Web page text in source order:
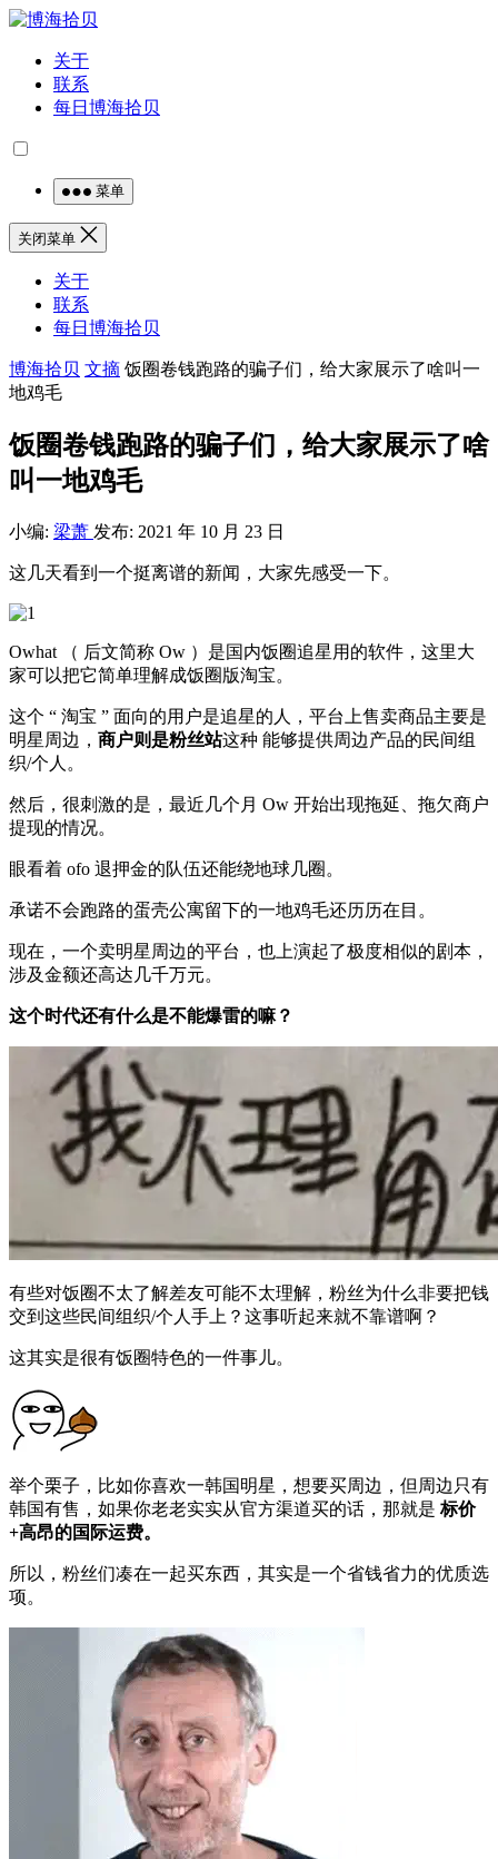
关于
联系
每日博海拾贝
菜单
关闭菜单
关于
联系
每日博海拾贝
博海拾贝 文摘 饭圈卷钱跑路的骗子们，给大家展示了啥叫一
地鸡毛
饭圈卷钱跑路的骗子们，给大家展示了啥
叫一地鸡毛
小编: 梁萧 发布: 2021 年 10 月 23 日
这几天看到一个挺离谱的新闻，大家先感受一下。
Owhat （ 后文简称 Ow ）是国内饭圈追星用的软件，这里大
家可以把它简单理解成饭圈版淘宝。
这个 “ 淘宝 ” 面向的用户是追星的人，平台上售卖商品主要是
明星周边， 商户则是粉丝站这种 能够提供周边产品的民间组
织/个人。
然后，很刺激的是，最近几个月 Ow 开始出现拖延、拖欠商户
提现的情况。
眼看着 ofo 退押金的队伍还能绕地球几圈。
承诺不会跑路的蛋壳公寓留下的一地鸡毛还历历在目。
现在，一个卖明星周边的平台，也上演起了极度相似的剧本，
涉及金额还高达几千万元。
这个时代还有什么是不能爆雷的嘛？
有些对饭圈不太了解差友可能不太理解，粉丝为什么非要把钱
交到这些民间组织/个人手上？这事听起来就不靠谱啊？
这其实是很有饭圈特色的一件事儿。
举个栗子，比如你喜欢一韩国明星，想要买周边，但周边只有
韩国有售，如果你老老实实从官方渠道买的话，那就是 标价
+高昂的国际运费。
所以，粉丝们凑在一起买东西，其实是一个省钱省力的优质选
项。